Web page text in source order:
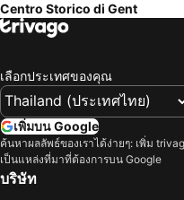
Eurotunnel
Prins Alexander
Provinciaal Recreatiedomein De Schorre
บรัสเซลส์เซาท์ชาร์เลอร์รอยสนามบิน
Lacs de l'Eau d'Heure
Carnaval in Eindhoven
Centro Storico di Gent
เลือกประเทศของคุณ
เพิ่มบน Google
ค้นหาผลลัพธ์ของเราได้ง่ายๆ: เพิ่ม
เป็นแหล่งที่มาที่ต้องการบน Google
บริษัท